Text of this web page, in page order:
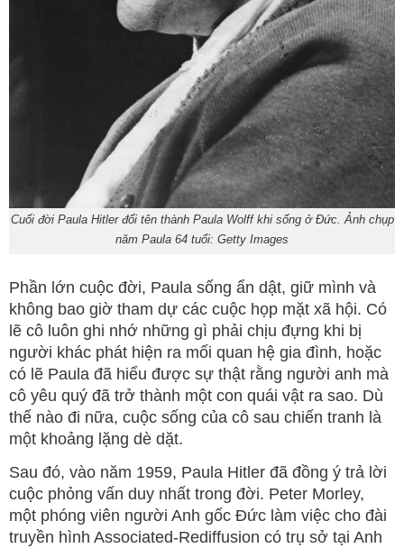
Cuối đời Paula Hitler đổi tên thành Paula Wolff khi sống ở Đức. Ảnh chụp
năm Paula 64 tuổi: Getty Images
Phần lớn cuộc đời, Paula sống ẩn dật, giữ mình và
không bao giờ tham dự các cuộc họp mặt xã hội. Có
lẽ cô luôn ghi nhớ những gì phải chịu đựng khi bị
người khác phát hiện ra mối quan hệ gia đình, hoặc
có lẽ Paula đã hiểu được sự thật rằng người anh mà
cô yêu quý đã trở thành một con quái vật ra sao. Dù
thế nào đi nữa, cuộc sống của cô sau chiến tranh là
một khoảng lặng dè dặt.
Sau đó, vào năm 1959, Paula Hitler đã đồng ý trả lời
cuộc phỏng vấn duy nhất trong đời. Peter Morley,
một phóng viên người Anh gốc Đức làm việc cho đài
truyền hình Associated-Rediffusion có trụ sở tại Anh